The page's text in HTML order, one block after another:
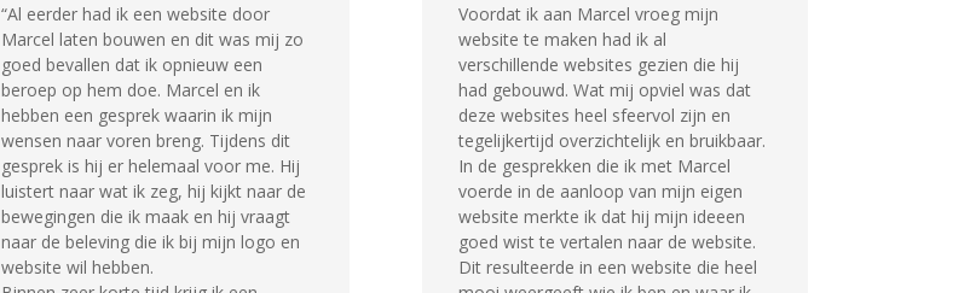
“Al eerder had ik een website door
Marcel laten bouwen en dit was mij zo
goed bevallen dat ik opnieuw een
beroep op hem doe. Marcel en ik
hebben een gesprek waarin ik mijn
wensen naar voren breng. Tijdens dit
gesprek is hij er helemaal voor me. Hij
luistert naar wat ik zeg, hij kijkt naar de
bewegingen die ik maak en hij vraagt
naar de beleving die ik bij mijn logo en
website wil hebben.
Voordat ik aan Marcel vroeg mijn
website te maken had ik al
verschillende websites gezien die hij
had gebouwd. Wat mij opviel was dat
deze websites heel sfeervol zijn en
tegelijkertijd overzichtelijk en bruikbaar.
In de gesprekken die ik met Marcel
voerde in de aanloop van mijn eigen
website merkte ik dat hij mijn ideeen
goed wist te vertalen naar de website.
Dit resulteerde in een website die heel